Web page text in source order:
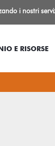
E RISORSE
i nostri